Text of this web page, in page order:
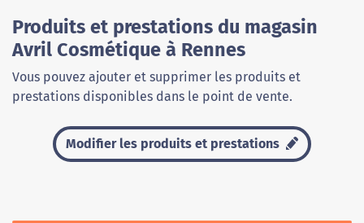
Produits et prestations du magasin
Avril Cosmétique à Rennes
Vous pouvez ajouter et supprimer les produits et
prestations disponibles dans le point de vente.
Modifier les produits et prestations